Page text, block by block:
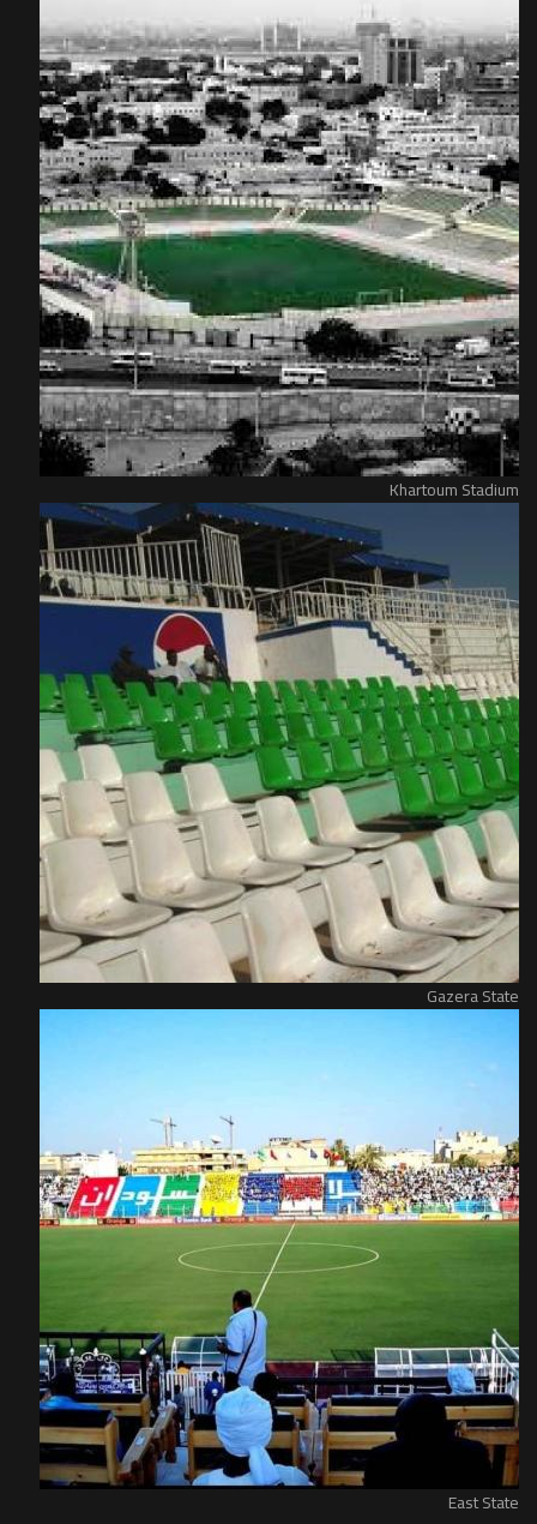
Khartoum Stadium
Gazera State
East State